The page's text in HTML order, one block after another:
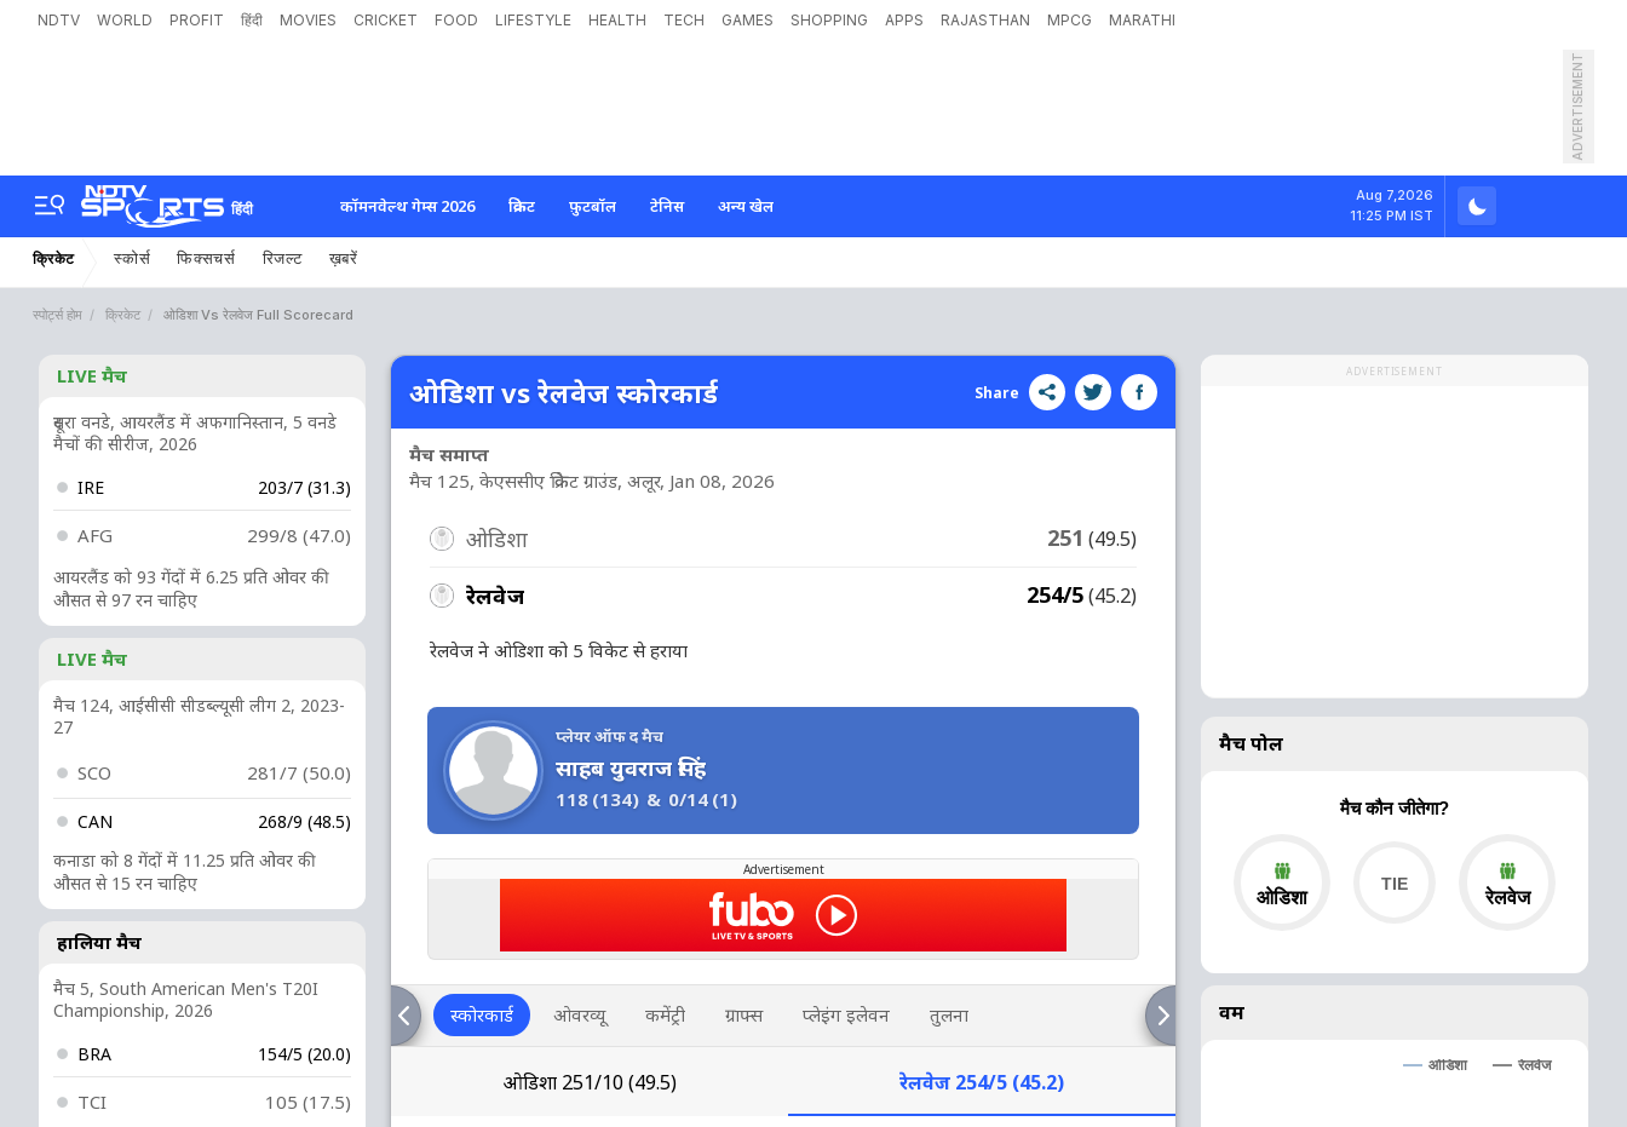
NDTV WORLD PROFIT हिंदी MOVIES CRICKET FOOD LIFESTYLE HEALTH TECH GAMES SHOPPING APPS RAJASTHAN MPCG MARATHI
ADVERTISEMENT
हिंदी कॉमनवेल्थ गेम्स 2026 क्रिकेट फ़ुटबॉल टेनिस अन्य खेल
Aug 7,2026
11:25 PM IST
क्रिकेट स्कोर्स फिक्सचर्स रिजल्ट ख़बरें
स्पोर्ट्स होम क्रिकेट ओडिशा Vs रेलवेज Full Scorecard
LIVE मैच
दूसरा वनडे, आयरलैंड में अफगानिस्तान, 5 वनडे
मैचों की सीरीज, 2026
IRE
203/7 (31.3)
AFG 299/8 (47.0)
आयरलैंड को 93 गेंदों में 6.25 प्रति ओवर की
औसत से 97 रन चाहिए
LIVE मैच
मैच 124, आईसीसी सीडब्ल्यूसी लीग 2, 2023-
27
SCO 281/7 (50.0)
CAN
268/9 (48.5)
कनाडा को 8 गेंदों में 11.25 प्रति ओवर की
औसत से 15 रन चाहिए
हालिया मैच
मैच 5, South American Men's T20I
Championship, 2026
BRA
154/5 (20.0)
TCI 105 (17.5)
ओडिशा vs रेलवेज स्कोरकार्ड Share
मैच समाप्त
मैच 125, केएससीए क्रिकेट ग्राउंड, अलूर, Jan 08, 2026
ओडिशा 251 (49.5)
रेलवेज 254/5(45.2)
रेलवेज ने ओडिशा को 5 विकेट से हराया
प्लेयर ऑफ द मैच
साहब युवराज सिंह
118 (134) & 0/14 (1)
Advertisement
स्कोरकार्ड ओवरव्यू कमेंट्री ग्राफ्स प्लेइंग इलेवन तुलना
ओडिशा 251/10 (49.5) रेलवेज 254/5 (45.2)
ADVERTISEMENT
मैच पोल
मैच कौन जीतेगा?
ओडिशा रेलवेज
वर्म
ओडिशा रेलवेज